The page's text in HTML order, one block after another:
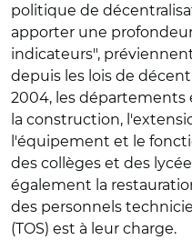
politique de
apporter une
indicateurs",
depuis les lois de
2004, les départements
la construction,
l'équipement et le
des collèges et des
également la
des personnels
(TOS) est à leur charge.